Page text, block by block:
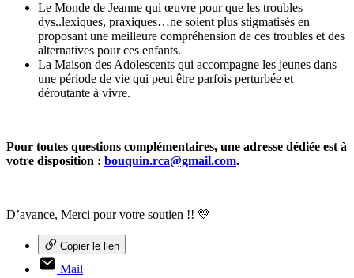
Le Monde de Jeanne qui œuvre pour que les troubles
dys..lexiques, praxiques…ne soient plus stigmatisés en
proposant une meilleure compréhension de ces troubles et des
alternatives pour ces enfants.
La Maison des Adolescents qui accompagne les jeunes dans
une période de vie qui peut être parfois perturbée et
déroutante à vivre.
Pour toutes questions complémentaires, une adresse dédiée est à
votre disposition : bouquin.rca@gmail.com.
D’avance, Merci pour votre soutien !! 💛
Copier le lien
Mail